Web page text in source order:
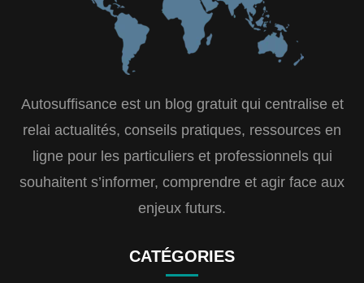
Autosuffisance est un blog gratuit qui centralise et
relai actualités, conseils pratiques, ressources en
ligne pour les particuliers et professionnels qui
souhaitent s’informer, comprendre et agir face aux
enjeux futurs.
CATÉGORIES